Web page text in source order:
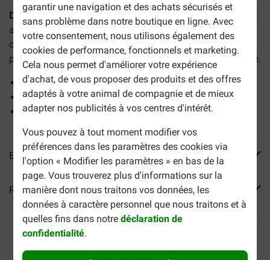
garantir une navigation et des achats sécurisés et
sans problème dans notre boutique en ligne. Avec
votre consentement, nous utilisons également des
cookies de performance, fonctionnels et marketing.
Cela nous permet d'améliorer votre expérience
d'achat, de vous proposer des produits et des offres
adaptés à votre animal de compagnie et de mieux
adapter nos publicités à vos centres d'intérêt.
Vous pouvez à tout moment modifier vos
préférences dans les paramètres des cookies via
l'option « Modifier les paramètres » en bas de la
page. Vous trouverez plus d'informations sur la
manière dont nous traitons vos données, les
données à caractère personnel que nous traitons et à
quelles fins dans notredéclaration de
confidentialité.
Diarsanyl Plus Pâte pour chien et chat estun complément
alimentaire sous forme de pâte orale pour les chiens et les
chats qui souffrent de diarrhée aiguë ou qui sont en
période de rémission après avoir souffert de diarrhée aiguë.
Aide votre animal s'il souffre de diarrhée aiguë
Aide à renforcer la flore intestinale
Facile à administrer
En savoir plus
Reviews